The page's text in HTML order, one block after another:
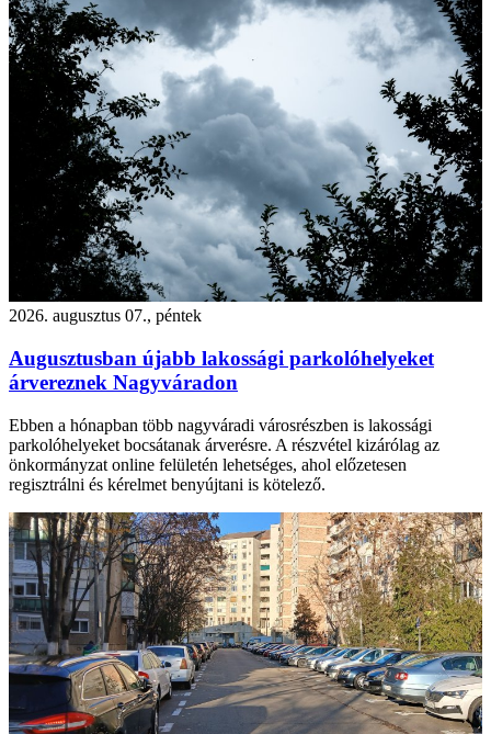
2026. augusztus 07., péntek
Augusztusban újabb lakossági parkolóhelyeket
árvereznek Nagyváradon
Ebben a hónapban több nagyváradi városrészben is lakossági
parkolóhelyeket bocsátanak árverésre. A részvétel kizárólag az
önkormányzat online felületén lehetséges, ahol előzetesen
regisztrálni és kérelmet benyújtani is kötelező.